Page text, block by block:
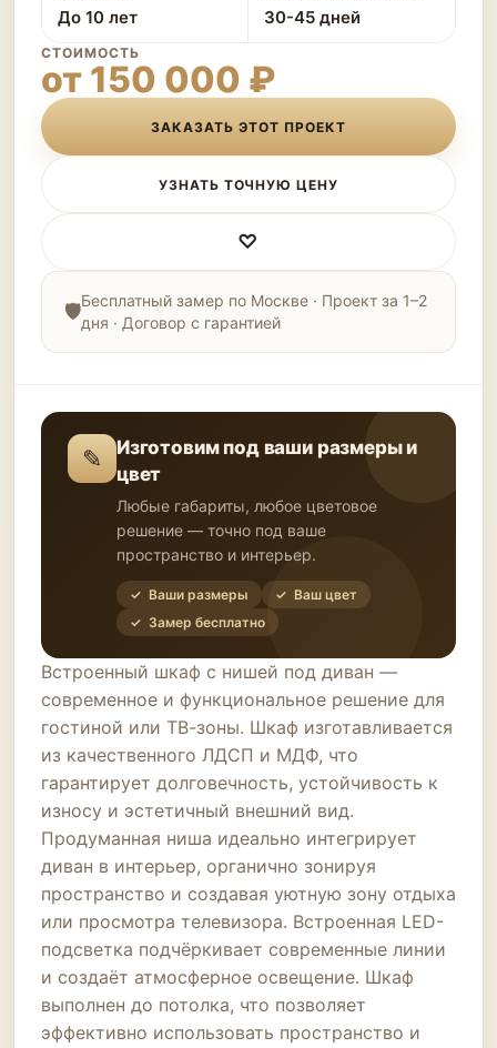
До 10 лет 30-45 дней
СТОИМОСТЬ
от 150 000 ₽
ЗАКАЗАТЬ ЭТОТ ПРОЕКТ
УЗНАТЬ ТОЧНУЮ ЦЕНУ
♡
Бесплатный замер по Москве · Проект за 1–2
дня · Договор с гарантией
✎
Изготовим под ваши размеры и
цвет
Любые габариты, любое цветовое
решение — точно под ваше
пространство и интерьер.
✓ Ваши размеры
✓ Ваш цвет
✓ Замер бесплатно
Встроенный шкаф с нишей под диван —
современное и функциональное решение для
гостиной или ТВ-зоны. Шкаф изготавливается
из качественного ЛДСП и МДФ, что
гарантирует долговечность, устойчивость к
износу и эстетичный внешний вид.
Продуманная ниша идеально интегрирует
диван в интерьер, органично зонируя
пространство и создавая уютную зону отдыха
или просмотра телевизора. Встроенная LED-
подсветка подчёркивает современные линии
и создаёт атмосферное освещение. Шкаф
выполнен до потолка, что позволяет
эффективно использовать пространство и